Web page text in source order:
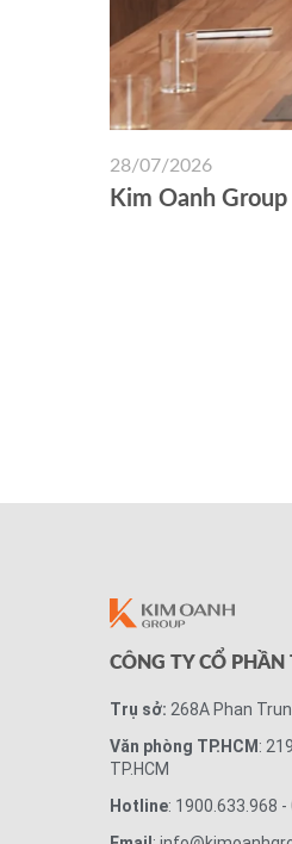
Kim Oanh
28/07/2026
CÔNG TY CỔ
Trụ sở: 268A Phan
Văn phòng TP.HCM :
TP.HCM
Hotline: 1900.633.968